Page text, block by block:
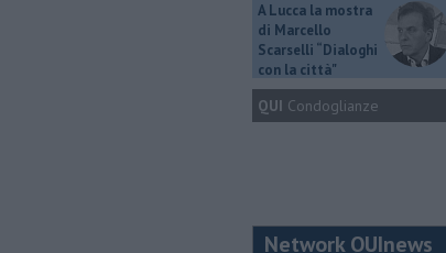
A Lucca la mostra
di Marcello
Scarselli “Dialoghi
con la città"
QUI Condoglianze
Network QUInews